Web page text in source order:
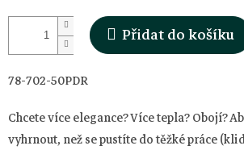
Přidat do košíku
78-702-50PDR
Chcete více elegance? Více tepla? Obojí?
vyhrnout, než se pustíte do těžké práce